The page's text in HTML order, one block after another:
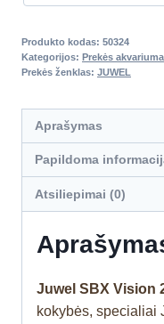
Produkto kodas: 50324
Kategorijos: Prekės
Prekės ženklas: JUWEL
Aprašymas
Papildoma
Atsiliepimai (0)
Juwel SBX Vision
kokybės, specialiai